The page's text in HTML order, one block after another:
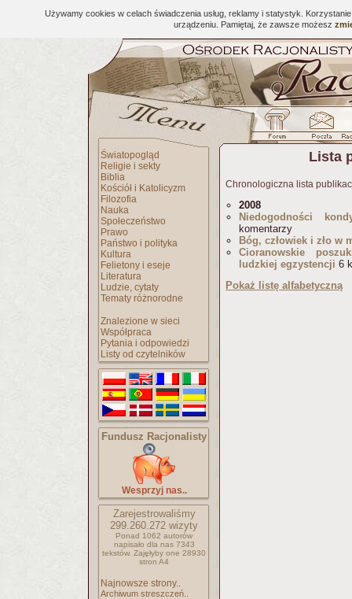
Używamy cookies w celach świadczenia usług, reklamy i statystyk.
urządzeniu. Pamiętaj, że zawsze możesz
Światopogląd
Religie i sekty
Biblia
Kościół i Katolicyzm
Filozofia
Nauka
Społeczeństwo
Prawo
Państwo i polityka
Kultura
Felietony i eseje
Literatura
Ludzie, cytaty
Tematy różnorodne
Znalezione w sieci
Współpraca
Pytania i odpowiedzi
Listy od czytelników
Fundusz Racjonalisty
Wesprzyj nas..
Zarejestrowaliśmy
299.260.272 wizyty
Ponad 1062 autorów
napisało dla nas 7343
tekstów. Zajęłyby one 28930
stron A4
Najnowsze strony..
Archiwum streszczeń..
Lista
Chronologiczna lista
2008
Niedogodności
komentarzy
Bóg, człowiek i zło w
Cioranowskie
ludzkiej egzystencji 6
Pokaż listę alfabetyczną